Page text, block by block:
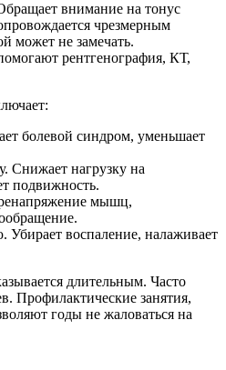
внимание на тонус
чрезмерным
может не замечать.
рентгенография, КТ,
болевой синдром, уменьшает
Снижает нагрузку на
подвижность.
мышц,
Убирает воспаление, налаживает
длительным. Часто
Профилактические занятия,
годы не жаловаться на